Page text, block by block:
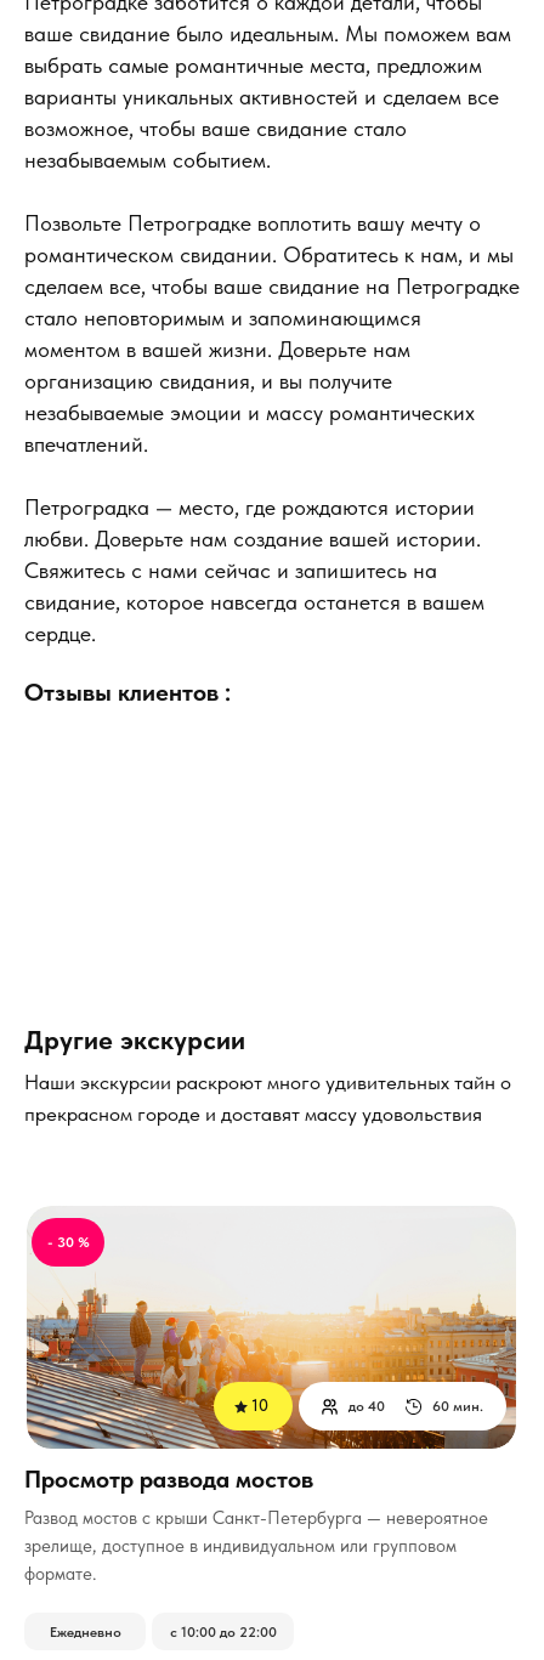
ваше свидание было идеальным. Мы поможем вам
выбрать самые романтичные места, предложим
варианты уникальных активностей и сделаем все
возможное, чтобы ваше свидание стало
незабываемым событием.
Позвольте Петроградке воплотить вашу мечту о
романтическом свидании. Обратитесь к нам, и мы
сделаем все, чтобы ваше свидание на Петроградке
стало неповторимым и запоминающимся
моментом в вашей жизни. Доверьте нам
организацию свидания, и вы получите
незабываемые эмоции и массу романтических
впечатлений.
Петроградка — место, где рождаются истории
любви. Доверьте нам создание вашей истории.
Свяжитесь с нами сейчас и запишитесь на
свидание, которое навсегда останется в вашем
сердце.
Отзывы клиентов :
Другие экскурсии
Наши экскурсии раскроют много удивительных тайн о
прекрасном городе и доставят массу удовольствия
Развод мостов с крыши Санкт-Петербурга — невероятное
зрелище, доступное в индивидуальном или групповом
формате.
60 мин.
до 40
Ежедневно с 10:00 до 22:00
- 30 %
Просмотр развода мостов
10